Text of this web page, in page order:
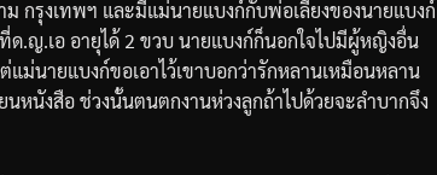
ม กรุงเทพฯ และมีแม่นายแบงก์กับพ่อเลี้ยงของนายแบงก์
.ญ.เอ อายุได้ 2 ขวบ นายแบงก์ก็นอกใจไปมีผู้หญิงอื่น
ม่นายแบงก์ขอเอาไว้เขาบอกว่ารักหลานเหมือนหลาน
นหนังสือ ช่วงนั้นตนตกงานห่วงลูกถ้าไปด้วยจะลำบากจึง